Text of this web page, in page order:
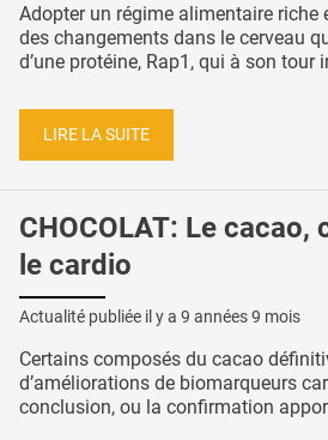
Adopter un régime alimentaire riche
des changements dans le cerveau
d’une protéine, Rap1, qui à son tour
LIRE LA SUITE
CHOCOLAT: Le cacao,
le cardio
Actualité publiée il y a 9 années 9 mois
Certains composés du cacao
d’améliorations de biomarqueurs
conclusion, ou la confirmation